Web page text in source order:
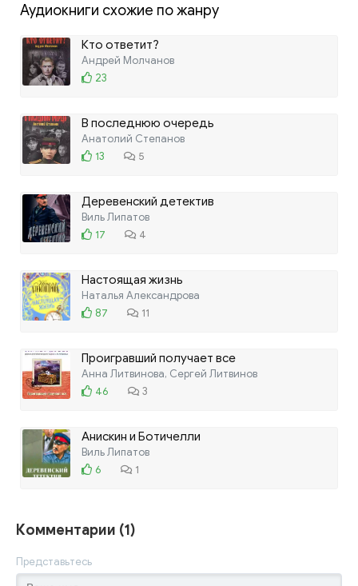
Аудиокниги схожие по жанру
Кто ответит?
Андрей Молчанов
23
В последнюю очередь
Анатолий Степанов
13
5
Деревенский детектив
Виль Липатов
17
4
Настоящая жизнь
Наталья Александрова
87
11
Проигравший получает все
Анна Литвинова, Сергей Литвинов
46
3
Анискин и Ботичелли
Виль Липатов
6
1
Комментарии (1)
Представьтесь